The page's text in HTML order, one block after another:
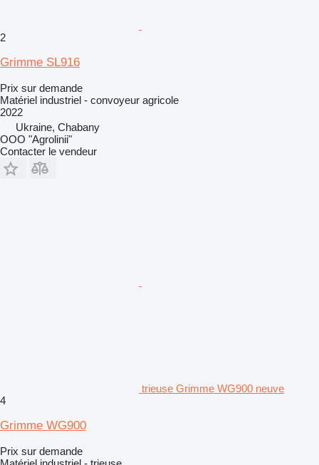
2
Grimme SL916
Prix sur demande
Matériel industriel - convoyeur agricole
2022
Ukraine, Chabany
OOO "Agrolinii"
Contacter le vendeur
trieuse Grimme WG900 neuve
4
Grimme WG900
Prix sur demande